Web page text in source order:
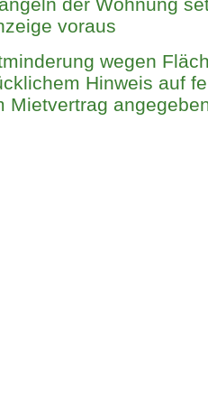
der Wohnung
voraus
wegen
Hinweis auf
Mietvertrag